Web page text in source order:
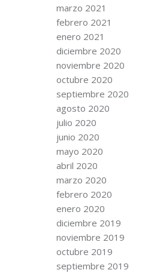
marzo 2021
febrero 2021
enero 2021
diciembre 2020
noviembre 2020
octubre 2020
septiembre 2020
agosto 2020
julio 2020
junio 2020
mayo 2020
abril 2020
marzo 2020
febrero 2020
enero 2020
diciembre 2019
noviembre 2019
octubre 2019
septiembre 2019